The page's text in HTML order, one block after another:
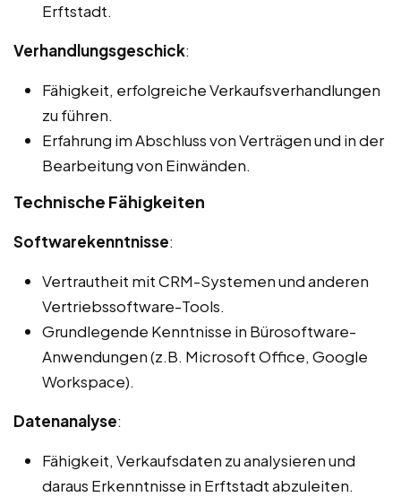
Erftstadt.
Verhandlungsgeschick:
Fähigkeit, erfolgreiche Verkaufsverhandlungen
zu führen.
Erfahrung im Abschluss von Verträgen und in der
Bearbeitung von Einwänden.
Technische Fähigkeiten
Softwarekenntnisse:
Vertrautheit mit CRM-Systemen und anderen
Vertriebssoftware-Tools.
Grundlegende Kenntnisse in Bürosoftware-
Anwendungen (z.B. Microsoft Office, Google
Workspace).
Datenanalyse:
Fähigkeit, Verkaufsdaten zu analysieren und
daraus Erkenntnisse in Erftstadt abzuleiten.